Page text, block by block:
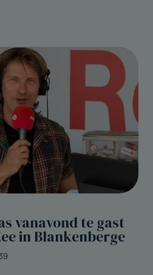
vanavond te gast
in Blankenberge